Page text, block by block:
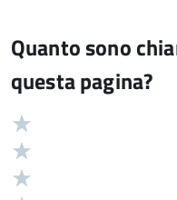
Quanto sono
questa pagina?
Valutazione